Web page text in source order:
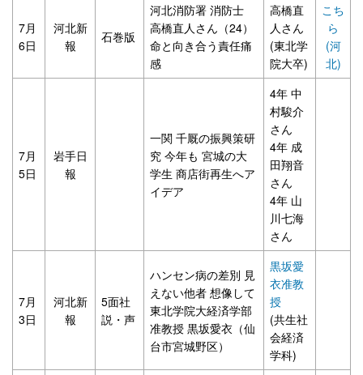
7月
6日
河北新
報
石巻版
河北消防署 消防士
高橋直人さん（24）
命と向き合う責任痛
感
高橋直
人さん
(東北学
院大卒)
こち
ら
(河
北)
7月
5日
岩手日
報
一関 千厩の振興策研
究 今年も 宮城の大
学生 商店街再生へア
イデア
4年 中
村駿介
さん
4年 成
田翔音
さん
4年 山
川七海
さん
7月
3日
河北新
報
5面社
説・声
ハンセン病の差別 見
えない他者 想像して
東北学院大経済学部
准教授 黒坂愛衣（仙
台市宮城野区）
黒坂愛
衣准教
授
(共生社
会経済
学科)